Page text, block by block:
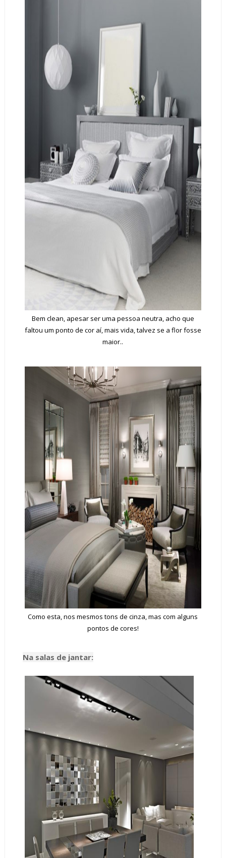
Bem clean, apesar ser uma pessoa neutra, acho que
faltou um ponto de cor aí,mais vida,talvez se a flor fosse
maior..
Como esta, nos mesmos tons de cinza, mas com alguns
pontos de cores!
Na salas de jantar: